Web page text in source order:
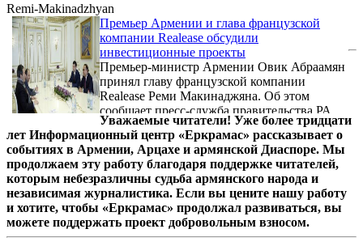
Remi-Makinadzhyan
Премьер Армении и глава французской
компании Realease обсудили
инвестиционные проекты
Премьер-министр Армении Овик Абраамян
принял главу французской компании
Realease Реми Макинаджяна. Об этом
сообщает пресс-служба правительства РА.
Уважаемые читатели! Уже более тридцати
лет Информационный центр «Еркрамас» рассказывает о
событиях в Армении, Арцахе и армянской Диаспоре. Мы
продолжаем эту работу благодаря поддержке читателей,
которым небезразличны судьба армянского народа и
независимая журналистика. Если вы цените нашу работу
и хотите, чтобы «Еркрамас» продолжал развиваться, вы
можете поддержать проект добровольным взносом.